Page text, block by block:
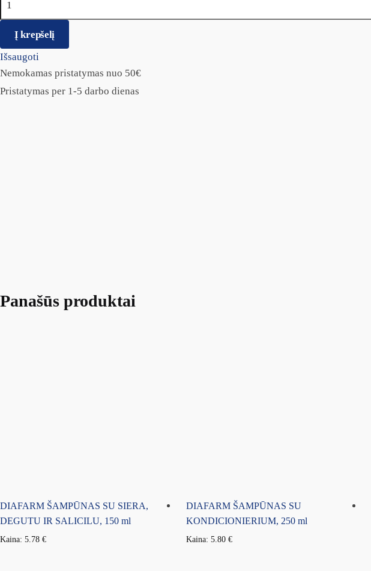
Į krepšelį
Išsaugoti
Nemokamas pristatymas nuo 50€
Pristatymas per 1-5 darbo dienas
Panašūs produktai
DIAFARM ŠAMPŪNAS SU SIERA,
DEGUTU IR SALICILU, 150 ml
Kaina: 5.78 €
DIAFARM ŠAMPŪNAS SU
KONDICIONIERIUM, 250 ml
Kaina: 5.80 €